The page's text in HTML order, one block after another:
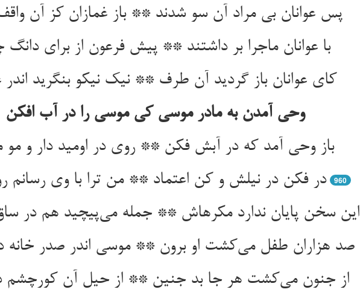
پس عوانان بی مراد آن سو شدند ** باز غمازان کز آن
با عوانان ماجرا بر داشتند ** پیش فرعون از برای دانگ
کای عوانان باز گردید آن طرف ** نیک نیکو بنگرید
وحی آمدن به مادر موسی کی موسی را در آب افکن
باز وحی آمد که در آبش فکن ** روی در اومید دار و مو
در فکن در نیلش و کن اعتماد ** من ترا با وی رسانم
960
این سخن پایان ندارد مکرهاش ** جمله می‌پیچید هم در
صد هزاران طفل می‌کشت او برون ** موسی اندر صدر خانه
از جنون می‌کشت هر جا بد جنین ** از حیل آن کورچشم